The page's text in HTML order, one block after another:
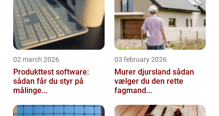
02 march 2026
Produkttest software:
sådan får du styr på
målinge...
03 february 2026
Murer djursland sådan
vælger du den rette
fagmand...